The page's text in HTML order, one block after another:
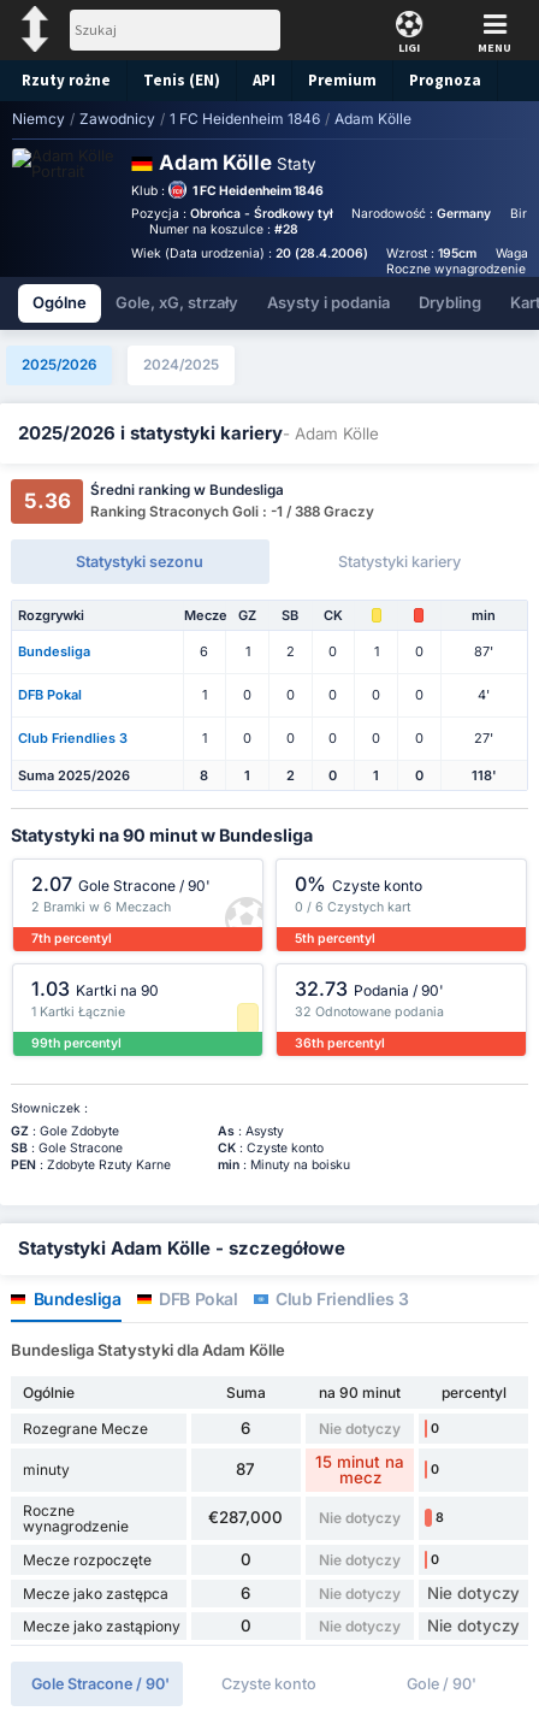
LIGI MENU
Rzuty rożne Tenis (EN) API Premium Prognoza
Niemcy / Zawodnicy / 1 FC Heidenheim 1846 / Adam Kölle
Adam Kölle Staty
Klub :
1 FC Heidenheim 1846
Pozycja : Obrońca - Środkowy tył Narodowość :Germany
Numer na koszulce :#28
Wiek (Data urodzenia) : 20 (28.4.2006) Wzrost :195cm Waga :
Roczne wynagrodzenie
Ogólne Gole, xG, strzały Asysty i podania Drybling
2025/2026 2024/2025
2025/2026 i statystyki kariery- Adam Kölle
5.36
Średni ranking w Bundesliga
Ranking Straconych Goli : -1 / 388 Graczy
Statystyki sezonu Statystyki kariery
Rozgrywki Mecze GZ SB CK min
Bundesliga 6 1 2 0 1 0 87'
DFB Pokal 1 0 0 0 0 0 4'
Club Friendlies 3 1 0 0 0 0 0 27'
Suma 2025/2026 8 1 2 0 1 0 118'
Statystyki na 90 minut w Bundesliga
2.07 Gole Stracone / 90'
2 Bramki w 6 Meczach
7th percentyl
0% Czyste konto
0 / 6 Czystych kart
5th percentyl
1.03 Kartki na 90
1 Kartki Łącznie
99th percentyl
32.73 Podania / 90'
32 Odnotowane podania
36th percentyl
Słowniczek :
GZ: Gole Zdobyte As: Asysty
SB: Gole Stracone CK: Czyste konto
PEN: Zdobyte Rzuty Karne min: Minuty na boisku
Statystyki Adam Kölle - szczegółowe
Bundesliga DFB Pokal Club Friendlies 3
Bundesliga Statystyki dla Adam Kölle
Ogólnie Suma na 90 minut
percentyl
Rozegrane Mecze
6 Nie dotyczy 0
minuty 87
15 minut na
mecz
0
Roczne
wynagrodzenie
€287,000 Nie dotyczy 8
Mecze rozpoczęte 0 Nie dotyczy 0
Mecze jako zastępca 6 Nie dotyczy Nie dotyczy
Mecze jako zastąpiony 0 Nie dotyczy Nie dotyczy
Gole Stracone / 90' Czyste konto Gole / 90'